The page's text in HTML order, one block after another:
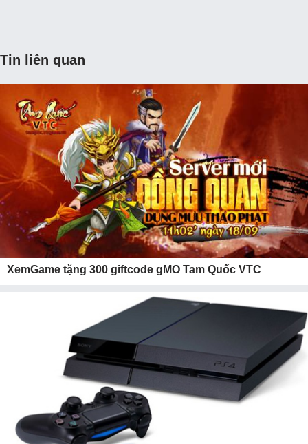
Tin liên quan
XemGame tặng 300 giftcode gMO Tam Quốc VTC